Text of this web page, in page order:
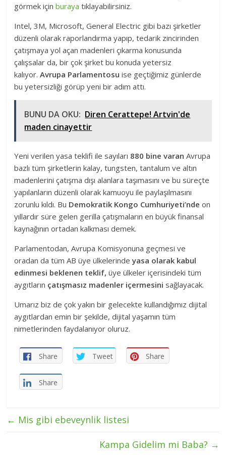
görmek içinburayatıklayabilirsiniz.
Intel, 3M, Microsoft, General Electric gibi bazı şirketler
düzenli olarak raporlandırma yapıp, tedarik zincirinden
çatışmaya yol açan madenleri çıkarma konusunda
çalışsalar da, bir çok şirket bu konuda yetersiz
kalıyor.Avrupa Parlamentosu ise geçtiğimiz günlerde
bu yetersizliği görüp yeni bir adım attı.
BUNU DA OKU: Diren Cerattepe! Artvin'de
maden cinayettir
Yeni verilen yasa teklifi ile sayıları 880 bine varan Avrupa
bazlı tüm şirketlerin kalay, tungsten, tantalum ve altın
madenlerini çatışma dışı alanlara taşımasını ve bu süreçte
yapılanların düzenli olarak kamuoyu ile paylaşılmasını
zorunlu kıldı. Bu Demokratik Kongo Cumhuriyeti’nde on
yıllardır süre gelen gerilla çatışmaların en büyük finansal
kaynağının ortadan kalkması demek.
Parlamentodan, Avrupa Komisyonuna geçmesi ve
oradan da tüm AB üye ülkelerindeyasa olarak kabul
edinmesi beklenen teklif, üye ülkeler içerisindeki tüm
aygıtların çatışmasız madenler içermesini sağlayacak.
Umarız biz de çok yakın bir gelecekte kullandığımız dijital
aygıtlardan emin bir şekilde, dijital yaşamın tüm
nimetlerinden faydalanıyor oluruz.
Share Tweet Share
Share
← Mis gibi ebeveynlik listesi
Kampa Gidelim mi Baba? →